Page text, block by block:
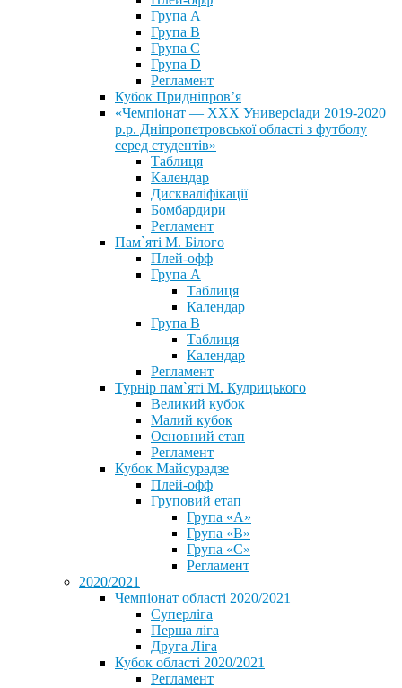
Група А
Група В
Група С
Група D
Регламент
Кубок Придніпров’я
«Чемпіонат — ХХХ Универсіади 2019-2020
р.р. Дніпропетровської області з футболу
серед студентів»
Таблиця
Календар
Дискваліфікації
Бомбардири
Регламент
Пам`яті М. Білого
Плей-офф
Група А
Таблиця
Календар
Група В
Таблиця
Календар
Регламент
Турнір пам`яті М. Кудрицького
Великий кубок
Малий кубок
Основний етап
Регламент
Кубок Майсурадзе
Плей-офф
Груповий етап
Група «А»
Група «B»
Група «C»
Регламент
2020/2021
Чемпіонат області 2020/2021
Суперліга
Перша ліга
Друга Ліга
Кубок області 2020/2021
Регламент